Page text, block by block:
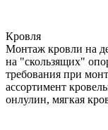
Кровля
Монтаж кровли на
на "скользящих"
требования при
ассортимент
онлулин, мягкая